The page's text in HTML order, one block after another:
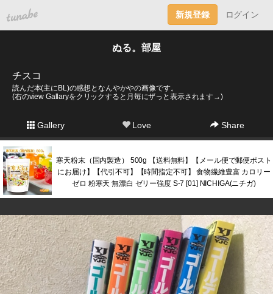
tuna.be 新規登録 ログイン
ぬる。部屋
チスコ
読んだ本(主にBL)の感想となんやかやの画像です。
(右のview Gallaryをクリックすると月毎にザっと表示されます→)
Gallery Love Share
寒天粉末（国内製造） 500g 【送料無料】【メール便で郵便ポスト
にお届け】【代引不可】【時間指定不可】 食物繊維豊富 カロリー
ゼロ 粉寒天 無漂白 ゼリー強度 S-7 [01] NICHIGA(ニチガ)